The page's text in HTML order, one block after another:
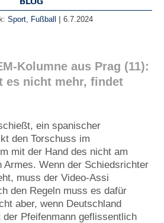
Sport Fußball | 6.7.2024
Kolumne aus Prag (11):
es nicht mehr, findet
ein spanischer
den Torschuss im
mit der Hand des nicht am
Armes. Wenn der Schiedsrichter
muss der Video-Assi
den Regeln muss es dafür
aber, wenn Deutschland
Pfeifenmann geflissentlich